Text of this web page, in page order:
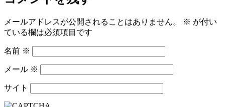
メールアドレスが公開されることはありません。 ※ が付い
ている欄は必須項目です
名前 ※
メール ※
サイト